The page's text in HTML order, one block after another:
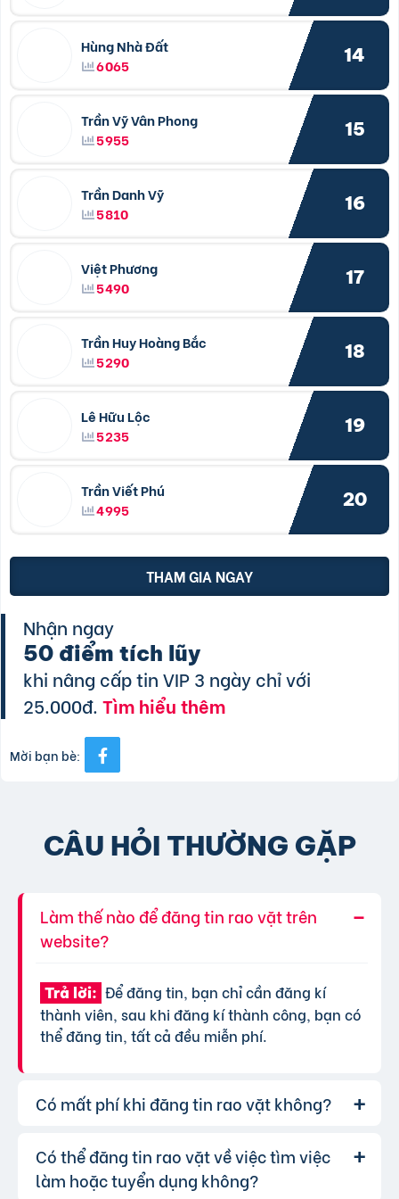
Hùng Nhà Đất
6065
14
Trần Vỹ Vân Phong
5955
15
Trần Danh Vỹ
5810
16
Việt Phương
5490
17
Trần Huy Hoàng Bắc
5290
18
Lê Hữu Lộc
5235
19
Trần Viết Phú
4995
20
THAM GIA NGAY
Nhận ngay
50 điểm tích lũy
khi nâng cấp tin VIP 3 ngày chỉ với
25.000đ.Tìm hiểu thêm
Mời bạn bè:
CÂU HỎI THƯỜNG GẶP
Làm thế nào để đăng tin rao vặt trên
website?
Trả lời: Để đăng tin, bạn chỉ cần đăng kí
thành viên, sau khi đăng kí thành công, bạn có
thể đăng tin, tất cả đều miễn phí.
Có mất phí khi đăng tin rao vặt không?
Trả lời: Chúng tôi cung cấp gói đăng tin miễn
phí cơ bản cho tất cả người dùng. Tuy nhiên, để
Có thể đăng tin rao vặt về việc tìm việc
làm hoặc tuyển dụng không?